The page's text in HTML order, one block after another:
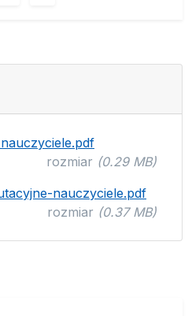
rozmiar (0.29 MB)
nauczyciele.pdf
rozmiar (0.37 MB)